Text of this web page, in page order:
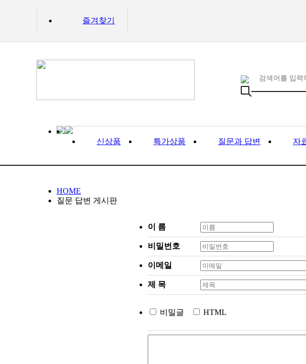
즐겨찾기
신상품 특가상품 질문과 답변 자
HOME
질문 답변 게시판
이 름
비밀번호
이메일
제 목
비밀글 HTML